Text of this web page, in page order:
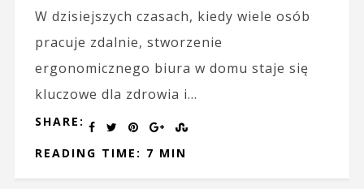
W dzisiejszych czasach, kiedy wiele osób
pracuje zdalnie, stworzenie
ergonomicznego biura w domu staje się
kluczowe dla zdrowia i...
SHARE:
READING TIME: 7 MIN